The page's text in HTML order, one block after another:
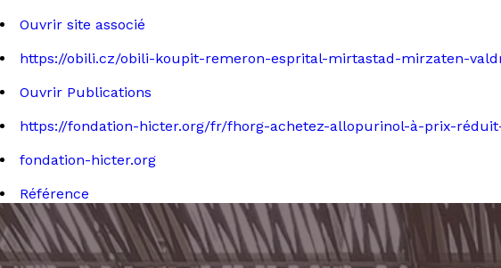
Ouvrir site associé
https://obili.cz/obili-koupit-remeron-esprital-mirtastad-mirzaten-
Ouvrir Publications
https://fondation-hicter.org/fr/fhorg-achetez-allopurinol-à-prix-
fondation-hicter.org
Référence